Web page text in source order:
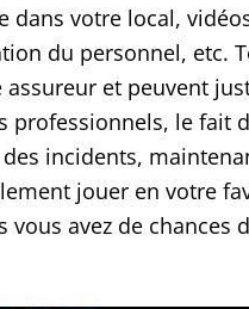
dans votre local,
du personnel, etc.
et peuvent
le fait
incidents,
jouer en votre
avez de chances